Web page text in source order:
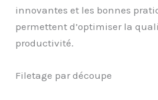
innovantes et les bonnes
permettent d’optimiser la
productivité.
Filetage par découpe